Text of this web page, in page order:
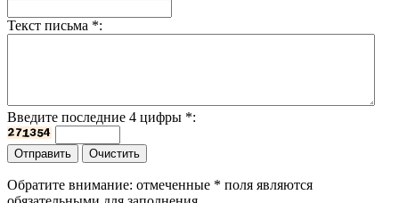
Текст письма *:
Введите последние 4 цифры *:
Обратите внимание: отмеченные * поля являются